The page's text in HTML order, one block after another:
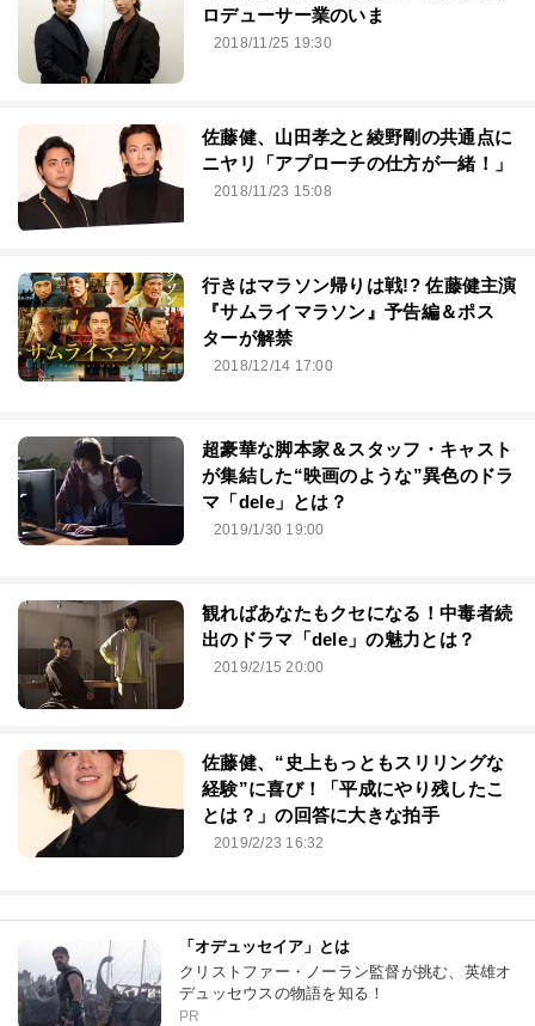
ロデューサー業のいま
2018/11/25 19:30
佐藤健、山田孝之と綾野剛の共通点に
ニヤリ「アプローチの仕方が一緒！」
2018/11/23 15:08
行きはマラソン帰りは戦!? 佐藤健主演
『サムライマラソン』予告編＆ポス
ターが解禁
2018/12/14 17:00
超豪華な脚本家＆スタッフ・キャスト
が集結した“映画のような”異色のドラ
マ「dele」とは？
2019/1/30 19:00
観ればあなたもクセになる！中毒者続
出のドラマ「dele」の魅力とは？
2019/2/15 20:00
佐藤健、“史上もっともスリリングな
経験”に喜び！「平成にやり残したこ
とは？」の回答に大きな拍手
2019/2/23 16:32
「オデュッセイア」とは
クリストファー・ノーラン監督が挑む、英雄オ
デュッセウスの物語を知る！
PR